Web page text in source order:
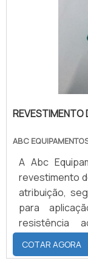
excelente
resistência
REVESTIMENTO
ABC
A Abc
revestimento
atribuição,
para
resistência
material pode
COTAR AGORA